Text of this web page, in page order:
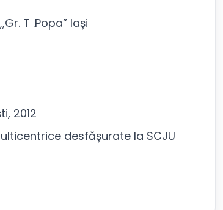
T .Popa” Iași
2012
desfășurate la SCJU